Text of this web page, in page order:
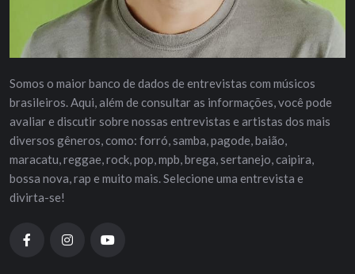
Somos o maior banco de dados de entrevistas com músicos
brasileiros. Aqui, além de consultar as informações, você pode
avaliar e discutir sobre nossas entrevistas e artistas dos mais
diversos gêneros, como: forró, samba, pagode, baião,
maracatu, reggae, rock, pop, mpb, brega, sertanejo, caipira,
bossa nova, rap e muito mais. Selecione uma entrevista e
divirta-se!